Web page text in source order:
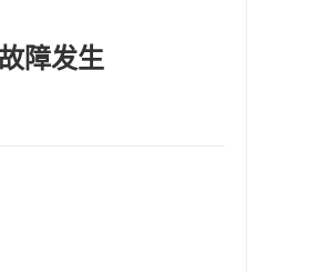
障发生